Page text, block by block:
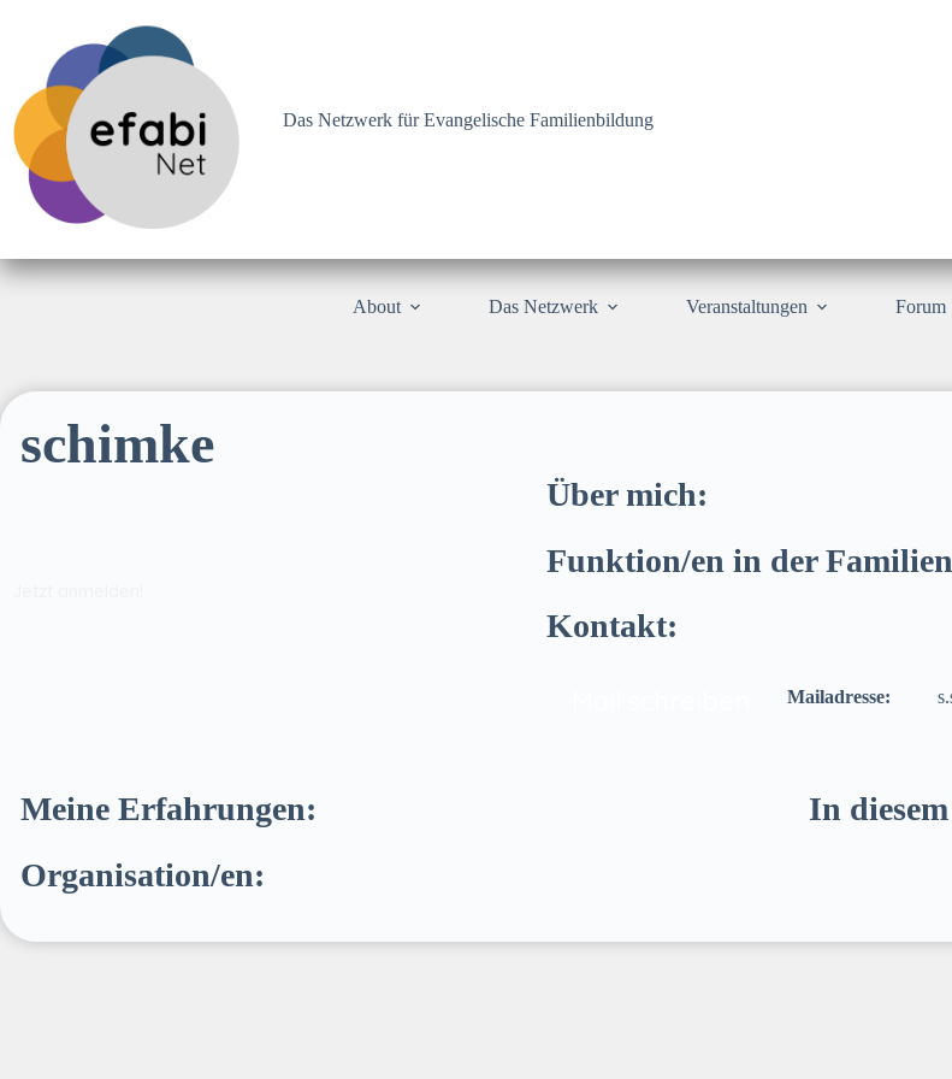
springen
Das Netzwerk für Evangelische Familienbildung
About Das Netzwerk Veranstaltungen Forum
schimke
Über mich:
Funktion/en in der
Kontakt:
Mailadresse:
Meine Erfahrungen:
In
Organisation/en: